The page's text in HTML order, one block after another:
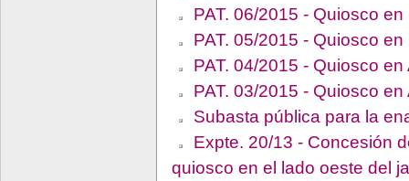
PAT. 06/2015 - Quiosco
PAT. 05/2015 - Quiosco
PAT. 04/2015 - Quiosco
PAT. 03/2015 - Quiosco
Subasta pública para la
Expte. 20/13 - Concesión
quiosco en el lado oeste del